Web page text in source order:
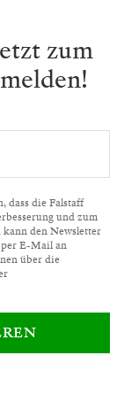
zum
dass die Falstaff
und zum
kann den Newsletter
E-Mail an
über die